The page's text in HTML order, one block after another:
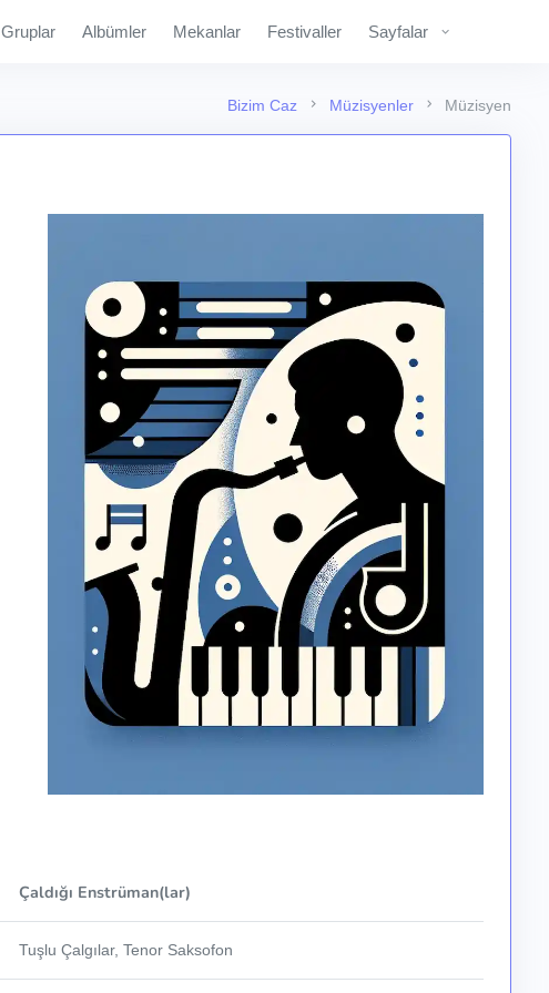
Gruplar Albümler Mekanlar Festivaller Sayfalar
Bizim Caz Müzisyenler Müzisyen
Çaldığı Enstrüman(lar)
Tuşlu Çalgılar, Tenor Saksofon